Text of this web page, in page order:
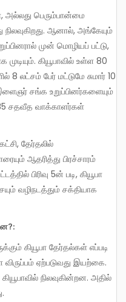
நிலவுகிறது. ஆனால், அங்கேயும்
முன் மொழியப் பட்டு,
கியூபாவில் உள்ள 80
லட்சம் பேர் மட்டுமே சுமார் 10
சங்க உறுப்பினர்களையும்
சதவீத வாக்காளர்கள்
ஆதரித்து பிரச்சாரம்
பிரிவு 5ன் படி, கியூபா
வழிநடத்தும் சக்தியாக
ஏற்படுவது இயற்கை.
நிலவுகின்றன. அதில்